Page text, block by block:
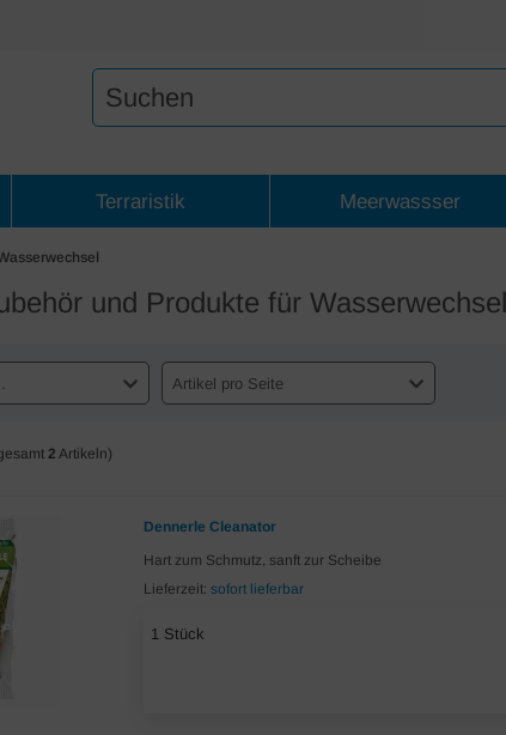
Terraristik Meerwassser
und Produkte für Wasserwechsel
Artikel pro Seite
2 Artikeln)
Dennerle Cleanator
Hart zum Schmutz, sanft zur Scheibe
Lieferzeit:sofort lieferbar
1 Stück